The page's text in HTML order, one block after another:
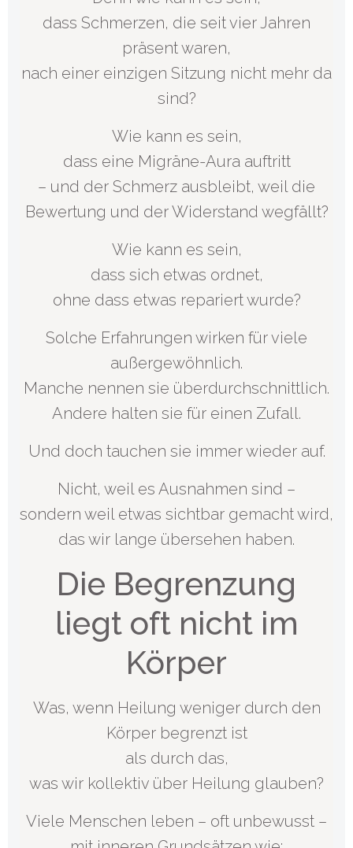
dass Schmerzen, die seit vier Jahren
präsent waren,
nach einer einzigen Sitzung nicht mehr da
sind?
Wie kann es sein,
dass eine Migräne-Aura auftritt
– und der Schmerz ausbleibt, weil die
Bewertung und der Widerstand wegfällt?
Wie kann es sein,
dass sich etwas ordnet,
ohne dass etwas repariert wurde?
Solche Erfahrungen wirken für viele
außergewöhnlich.
Manche nennen sie überdurchschnittlich.
Andere halten sie für einen Zufall.
Und doch tauchen sie immer wieder auf.
Nicht, weil es Ausnahmen sind –
sondern weil etwas sichtbar gemacht wird,
das wir lange übersehen haben.
Die Begrenzung
liegt oft nicht im
Körper
Was, wenn Heilung weniger durch den
Körper begrenzt ist
als durch das,
was wir kollektiv über Heilung glauben?
Viele Menschen leben – oft unbewusst –